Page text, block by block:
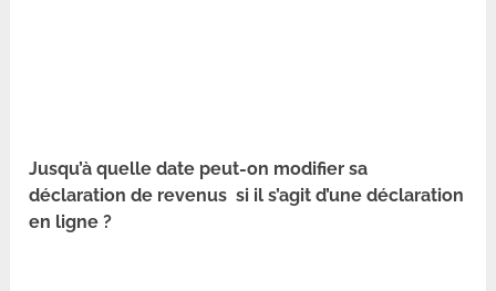
Jusqu’à quelle date peut-on modifier sa
déclaration de revenus si il s’agit d’une déclaration
en ligne ?